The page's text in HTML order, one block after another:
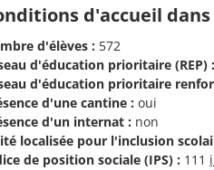
d'accueil
d'élèves : 572
d'éducation prioritaire (REP) :
d'éducation prioritaire
d'une cantine : oui
d'un internat : non
localisée pour l'inclusion
de position sociale (IPS) : 111